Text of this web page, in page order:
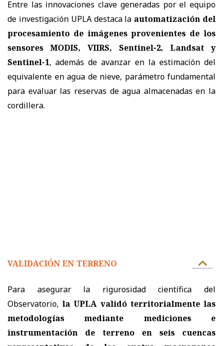
Entre las innovaciones clave generadas por el equipo
de investigación UPLA destaca la automatización del
procesamiento de imágenes provenientes de los
sensores MODIS, VIIRS, Sentinel-2, Landsat y
Sentinel-1, además de avanzar en la estimación del
equivalente en agua de nieve, parámetro fundamental
para evaluar las reservas de agua almacenadas en la
cordillera.
VALIDACIÓN EN TERRENO
Para asegurar la rigurosidad científica del
Observatorio, la UPLA validó territorialmente las
metodologías mediante mediciones e
instrumentación de terreno en seis cuencas